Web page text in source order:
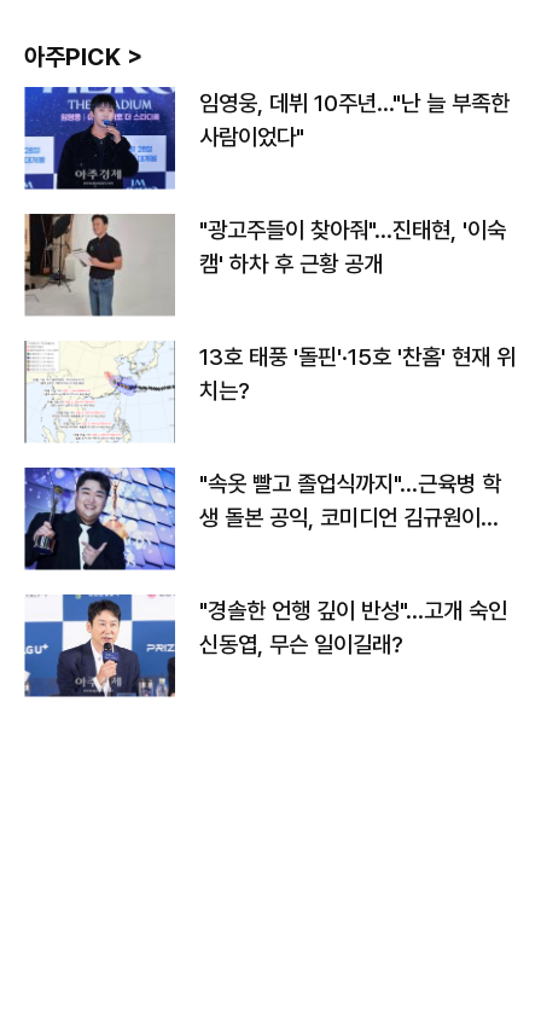
아주PICK >
임영웅, 데뷔 10주년…"난 늘 부족한
사람이었다"
"광고주들이 찾아줘"…진태현, '이숙
캠' 하차 후 근황 공개
13호 태풍 '돌핀'·15호 '찬홈' 현재 위
치는?
"속옷 빨고 졸업식까지"…근육병 학
생 돌본 공익, 코미디언 김규원이었
"경솔한 언행 깊이 반성"…고개 숙인
신동엽, 무슨 일이길래?